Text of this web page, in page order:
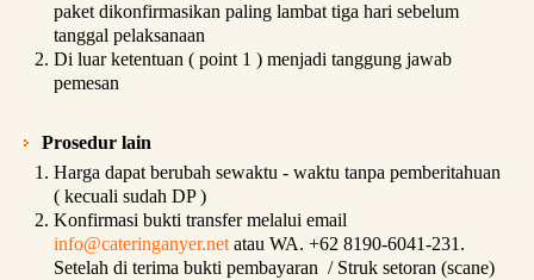
paket dikonfirmasikan paling lambat tiga hari sebelum
tanggal pelaksanaan
Di luar ketentuan ( point 1 ) menjadi tanggung jawab
pemesan
Prosedur lain
Harga dapat berubah sewaktu - waktu tanpa pemberitahuan
( kecuali sudah DP )
Konfirmasi bukti transfer melalui email
info@cateringanyer.net atau WA. +62 8190-6041-231.
Setelah di terima bukti pembayaran / Struk setoran (scane)